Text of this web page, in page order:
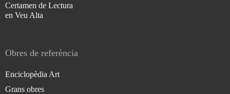
Certamen de Lectura
en Veu Alta
Obres de referència
Enciclopèdia Art
Grans obres